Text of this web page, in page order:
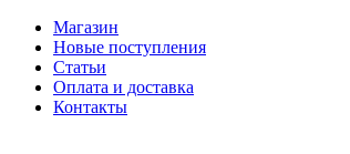
Магазин
Новые поступления
Статьи
Оплата и доставка
Контакты